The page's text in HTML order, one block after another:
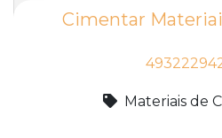
Cimentar
Materiais de